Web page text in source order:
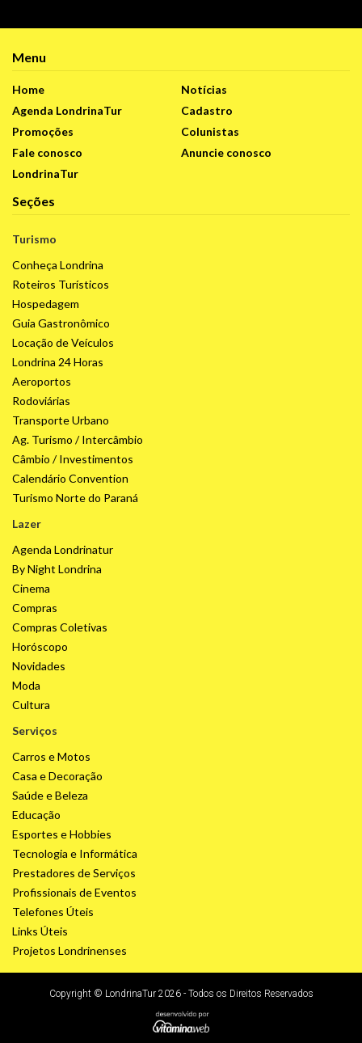
Menu
Home
Notícias
Agenda LondrinaTur
Cadastro
Promoções
Colunistas
Fale conosco
Anuncie conosco
LondrinaTur
Seções
Turismo
Conheça Londrina
Roteiros Turísticos
Hospedagem
Guia Gastronômico
Locação de Veículos
Londrina 24 Horas
Aeroportos
Rodoviárias
Transporte Urbano
Ag. Turismo / Intercâmbio
Câmbio / Investimentos
Calendário Convention
Turismo Norte do Paraná
Lazer
Agenda Londrinatur
By Night Londrina
Cinema
Compras
Compras Coletivas
Horóscopo
Novidades
Moda
Cultura
Serviços
Carros e Motos
Casa e Decoração
Saúde e Beleza
Educação
Esportes e Hobbies
Tecnologia e Informática
Prestadores de Serviços
Profissionais de Eventos
Telefones Úteis
Links Úteis
Projetos Londrinenses
Copyright © LondrinaTur 2026 - Todos os Direitos Reservados